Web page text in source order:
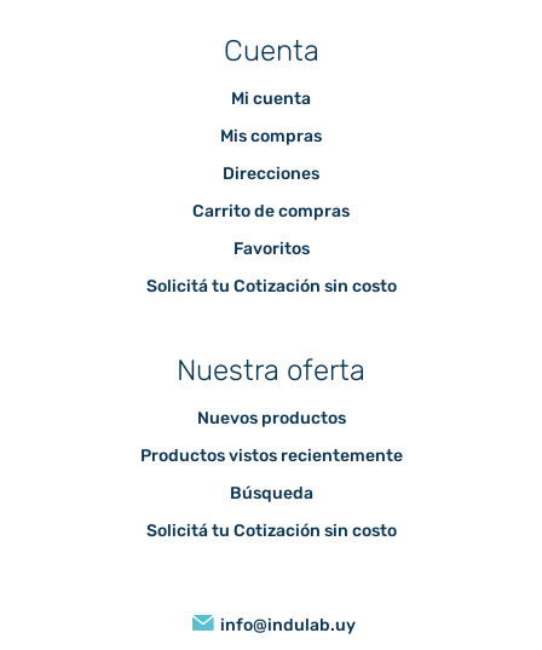
Cuenta
Mi cuenta
Mis compras
Direcciones
Carrito de compras
Favoritos
Solicitá tu Cotización sin costo
Nuestra oferta
Nuevos productos
Productos vistos recientemente
Búsqueda
Solicitá tu Cotización sin costo
info@indulab.uy